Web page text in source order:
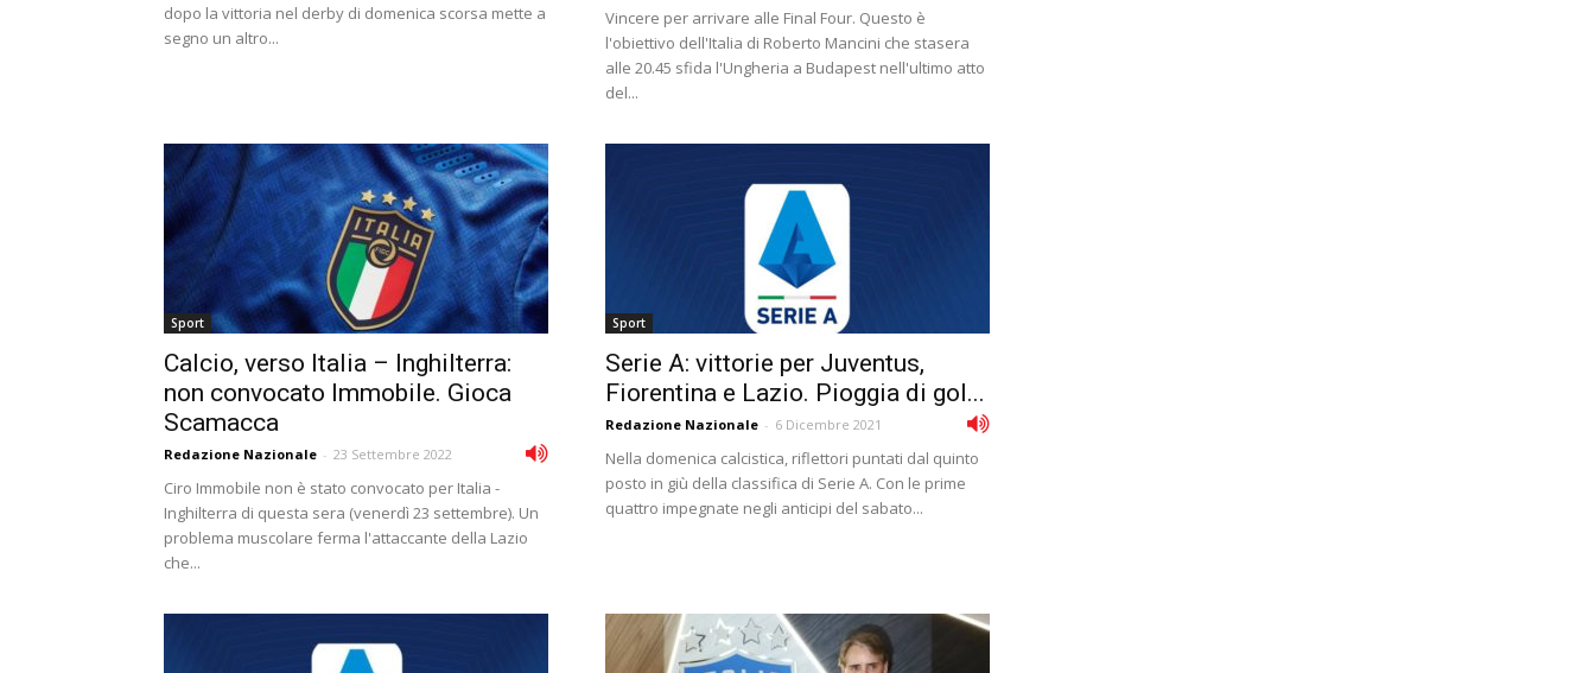
dopo la vittoria nel derby di domenica scorsa mette a
segno un altro...
Vincere per arrivare alle Final Four. Questo è
l'obiettivo dell'Italia di Roberto Mancini che stasera
alle 20.45 sfida l'Ungheria a Budapest nell'ultimo atto
del...
Sport
Calcio, verso Italia – Inghilterra:
non convocato Immobile. Gioca
Scamacca
Redazione Nazionale - 23 Settembre 2022
Ciro Immobile non è stato convocato per Italia -
Inghilterra di questa sera (venerdì 23 settembre). Un
problema muscolare ferma l'attaccante della Lazio
che...
Sport
Serie A: vittorie per Juventus,
Fiorentina e Lazio. Pioggia di gol...
Redazione Nazionale - 6 Dicembre 2021
Nella domenica calcistica, riflettori puntati dal quinto
posto in giù della classifica di Serie A. Con le prime
quattro impegnate negli anticipi del sabato...